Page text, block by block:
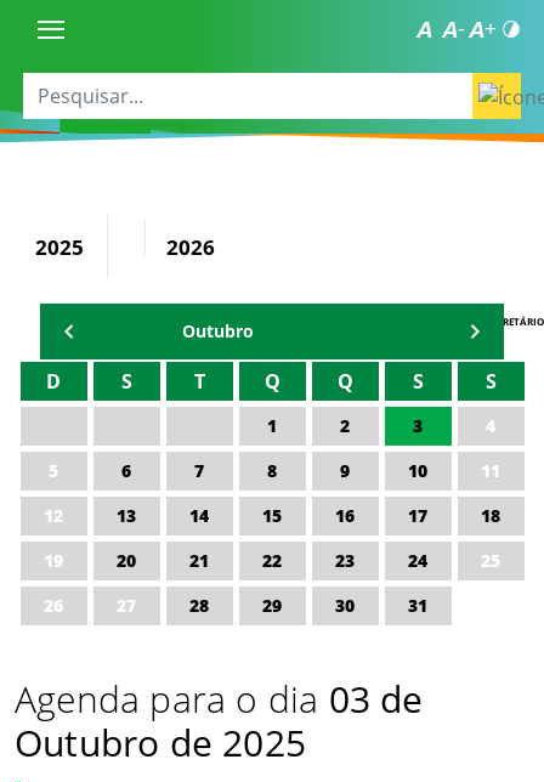
2025 2026
AGENDA DO SECRETÁRIO
Outubro
D S T Q Q S S
1 2 3
4
5
6 7 8 9 10
11
12
13 14 15 16 17
18
19
20 21 22 23 24
25
26
27 28 29 30 31
Agenda para o dia 03 de
Outubro de 2025